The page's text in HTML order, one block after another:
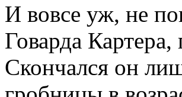
И вовсе уж, не
Говарда
Скончался он